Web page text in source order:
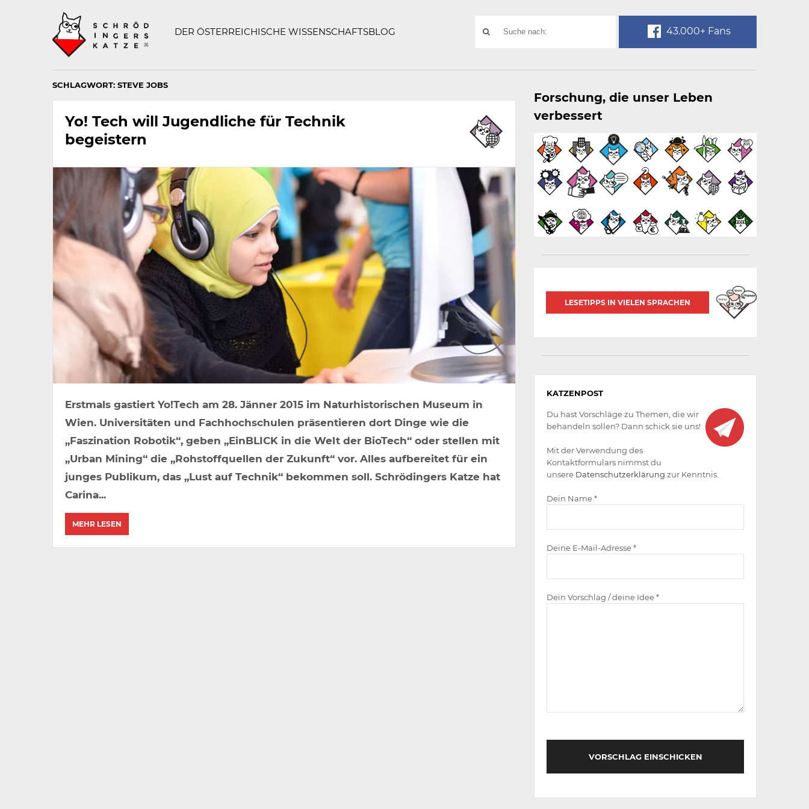
DER ÖSTERREICHISCHE WISSENSCHAFTSBLOG
SUCHE
43.000+ Fans
SCHLAGWORT: STEVE JOBS
Yo! Tech will Jugendliche für Technik
begeistern
Erstmals gastiert Yo!Tech am 28. Jänner 2015 im Naturhistorischen Museum in
Wien. Universitäten und Fachhochschulen präsentieren dort Dinge wie die
„Faszination Robotik“, geben „EinBLICK in die Welt der BioTech“ oder stellen mit
„Urban Mining“ die „Rohstoffquellen der Zukunft“ vor. Alles aufbereitet für ein
junges Publikum, das „Lust auf Technik“ bekommen soll. Schrödingers Katze hat
Carina...
MEHR LESEN
Forschung, die unser Leben
verbessert
LESETIPPS IN VIELEN SPRACHEN
werden
KATZENPOST
Du hast Vorschläge zu Themen, die wir
behandeln sollen? Dann schick sie uns!
Mit der Verwendung des
Kontaktformulars nimmst du
unsere Datenschutzerklärung zur Kenntnis.
Dein Name *
Deine E-Mail-Adresse *
Dein Vorschlag / deine Idee *